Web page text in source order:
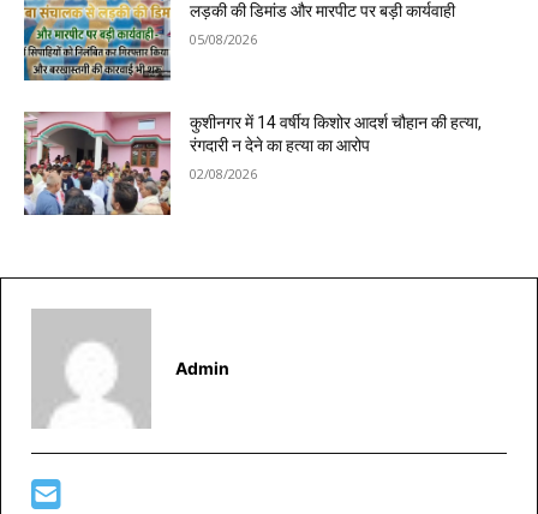
लड़की की डिमांड और मारपीट पर बड़ी कार्यवाही
05/08/2026
कुशीनगर में 14 वर्षीय किशोर आदर्श चौहान की हत्या,
रंगदारी न देने का हत्या का आरोप
02/08/2026
Admin